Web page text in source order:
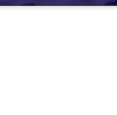
NOUVELLES